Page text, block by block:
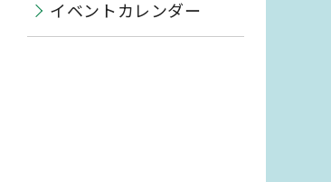
イベントカレンダー